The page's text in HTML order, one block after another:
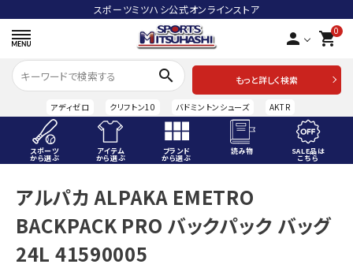
スポーツミツハシ公式オンラインストア
person 0
shopping_cart
search
もっと詳しく検索
アディゼロ クリフトン10 バドミントンシューズ AKTR
スポーツ
から選ぶ
アイテム
から選ぶ
ブランド
から選ぶ
読み物 SALE品は
こちら
ACCOUNT MENU
ようこそ ゲスト 様
meeting_room ログイン person
アルパカ ALPAKA EMETRO
BACKPACK PRO バックパック バッグ
24L 41590005